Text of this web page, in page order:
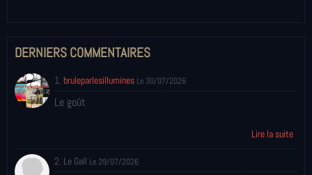
DERNIERS COMMENTAIRES
1. bruleparlesillumines Le 30/07/2026
Le goût
Lire la suite
2. Le Gall Le 29/07/2026